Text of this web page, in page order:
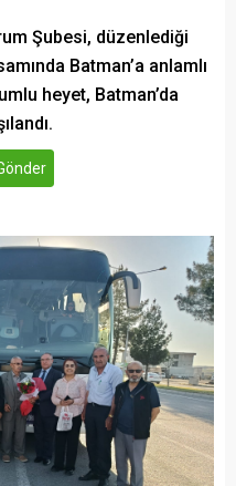
Şubesi, düzenlediği
Batman’a anlamlı
heyet, Batman’da